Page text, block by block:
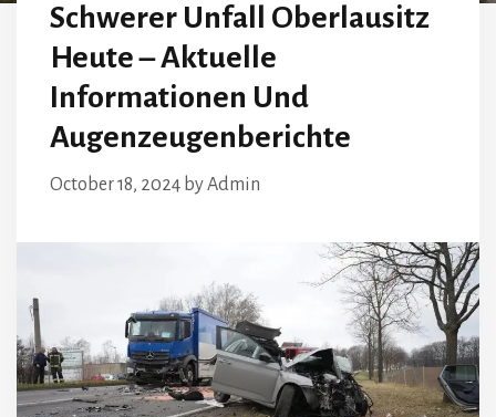
Schwerer Unfall Oberlausitz
Heute – Aktuelle
Informationen Und
Augenzeugenberichte
October 18, 2024 byAdmin